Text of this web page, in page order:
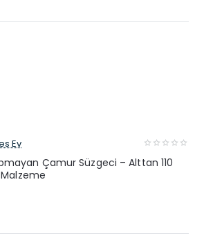
Ev
Çamur Süzgeci – Alttan 110
Malzeme